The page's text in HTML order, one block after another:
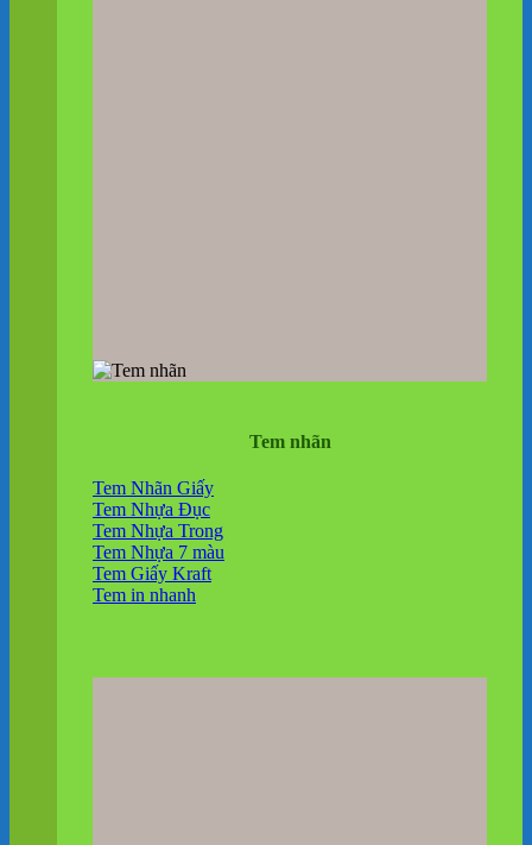
Tem nhãn
Tem Nhãn Giấy
Tem Nhựa Đục
Tem Nhựa Trong
Tem Nhựa 7 màu
Tem Giấy Kraft
Tem in nhanh